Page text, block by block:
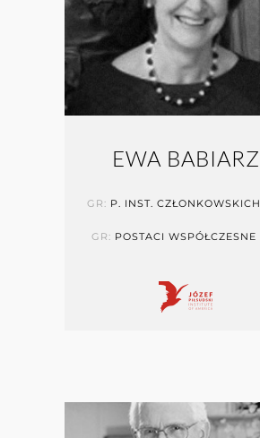
EWA BABIARZ
GR: P. INST. CZŁONKOWSKICH
GR: POSTACI WSPÓŁCZESNE